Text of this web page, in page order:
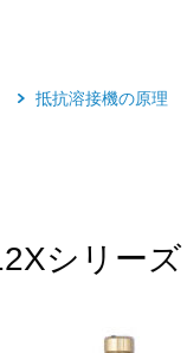
抵抗溶接機の原理
シリーズ